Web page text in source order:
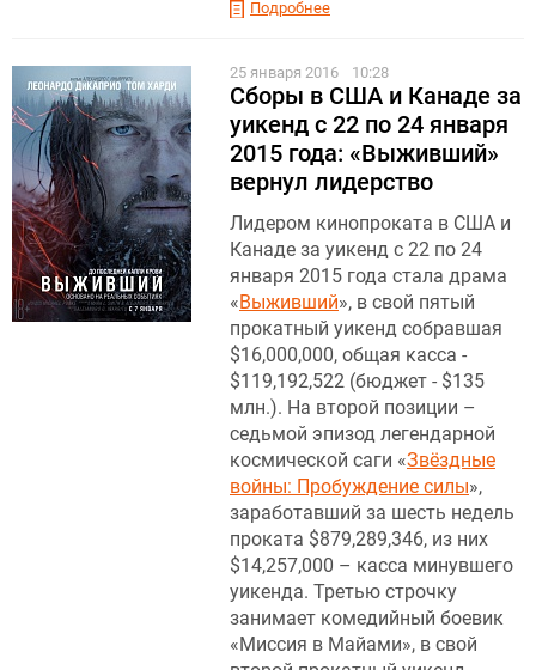
Подробнее
25 января 2016 10:28
Сборы в США и Канаде за
уикенд с 22 по 24 января
2015 года: «Выживший»
вернул лидерство
Лидером кинопроката в США и
Канаде за уикенд с 22 по 24
января 2015 года стала драма
«Выживший», в свой пятый
прокатный уикенд собравшая
$16,000,000, общая касса -
$119,192,522 (бюджет - $135
млн.). На второй позиции –
седьмой эпизод легендарной
космической саги «Звёздные
войны: Пробуждение силы»,
заработавший за шесть недель
проката $879,289,346, из них
$14,257,000 – касса минувшего
уикенда. Третью строчку
занимает комедийный боевик
«Миссия в Майами», в свой